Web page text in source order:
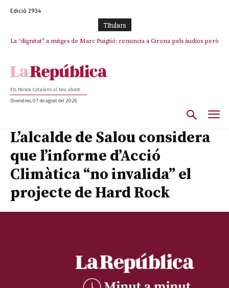
Edició 2934
TItulars
La “dignitat” a mitges de Marc Puigtió: renuncia a Girona pels àudios però
Junts exigeix que Catalunya quedi “fora” del repartiment dels menors
Els Països Catalans al teu abast
Divendres, 07 de agost del 2026
L’alcalde de Salou considera
que l’informe d’Acció
Climàtica “no invalida” el
projecte de Hard Rock